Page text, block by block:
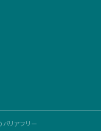
リアフリー
く個人情報の取り扱いについて